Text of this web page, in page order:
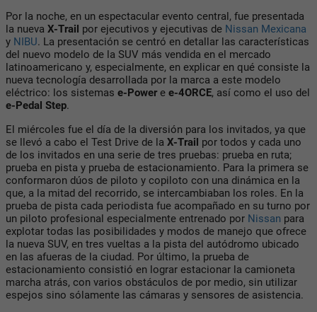
Por la noche, en un espectacular evento central, fue presentada
la nueva X-Trail por ejecutivos y ejecutivas de Nissan Mexicana
y NIBU. La presentación se centró en detallar las características
del nuevo modelo de la SUV más vendida en el mercado
latinoamericano y, especialmente, en explicar en qué consiste la
nueva tecnología desarrollada por la marca a este modelo
eléctrico: los sistemas e-Powere e-4ORCE, así como el uso del
e-Pedal Step.
El miércoles fue el día de la diversión para los invitados, ya que
se llevó a cabo el Test Drive de la X-Trail por todos y cada uno
de los invitados en una serie de tres pruebas: prueba en ruta;
prueba en pista y prueba de estacionamiento. Para la primera se
conformaron dúos de piloto y copiloto con una dinámica en la
que, a la mitad del recorrido, se intercambiaban los roles. En la
prueba de pista cada periodista fue acompañado en su turno por
un piloto profesional especialmente entrenado por Nissan para
explotar todas las posibilidades y modos de manejo que ofrece
la nueva SUV, en tres vueltas a la pista del autódromo ubicado
en las afueras de la ciudad. Por último, la prueba de
estacionamiento consistió en lograr estacionar la camioneta
marcha atrás, con varios obstáculos de por medio, sin utilizar
espejos sino sólamente las cámaras y sensores de asistencia.